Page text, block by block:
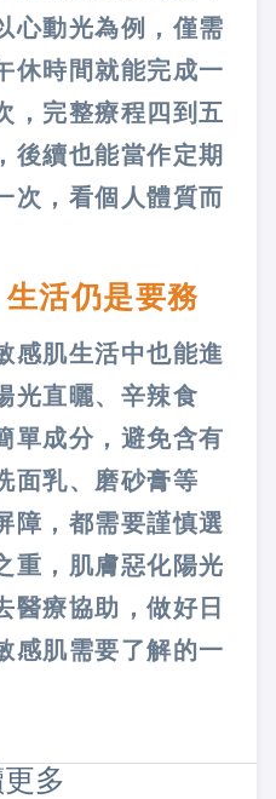
心動光為例，僅需
休時間就能完成一
，完整療程四到五
後續也能當作定期
次，看個人體質而
活仍是要務
感肌生活中也能進
光直曬、辛辣食
單成分，避免含有
面乳、磨砂膏等
障，都需要謹慎選
重，肌膚惡化陽光
醫療協助，做好日
感肌需要了解的一
多